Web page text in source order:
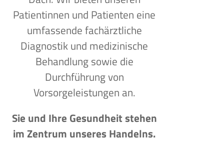
Patientinnen und Patienten eine
umfassende fachärztliche
Diagnostik und medizinische
Behandlung sowie die
Durchführung von
Vorsorgeleistungen an.
Sie und Ihre Gesundheit stehen
im Zentrum unseres Handelns.